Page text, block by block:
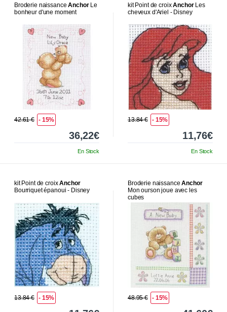
Broderie naissanceAnchorLe
bonheur d'une moment
42.61 € - 15%
36,22€
En Stock
kit Point de croixAnchorLes
cheveux d'Ariel - Disney
13.84 € - 15%
11,76€
En Stock
kit Point de croixAnchor
Bourriquet épanoui - Disney
13.84 € - 15%
Broderie naissanceAnchor
Mon ourson joue avec les
cubes
48.95 € - 15%